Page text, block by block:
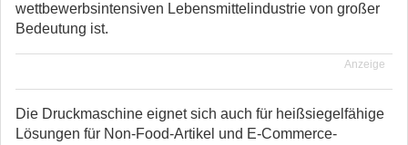
wettbewerbsintensiven Lebensmittelindustrie von großer
Bedeutung ist.
Anzeige
Die Druckmaschine eignet sich auch für heißsiegelfähige
Lösungen für Non-Food-Artikel und E-Commerce-